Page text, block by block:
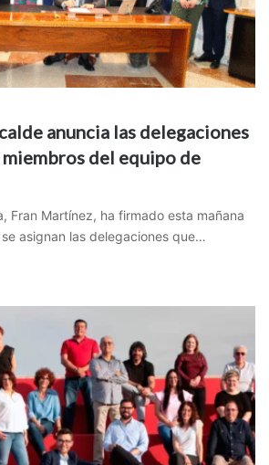
anuncia las delegaciones
miembros del equipo de
Fran Martínez, ha firmado esta mañana
asignan las delegaciones que…